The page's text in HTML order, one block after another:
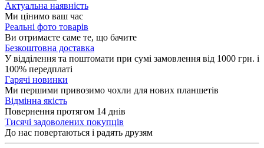
Актуальна наявність
Ми цінимо ваш час
Реальні фото товарів
Ви отримаєте саме те, що бачите
Безкоштовна доставка
У відділення та поштомати при сумі замовлення від 1000 грн. і
100% передплаті
Гарячі новинки
Ми першими привозимо чохли для нових планшетів
Відмінна якість
Повернення протягом 14 днів
Тисячі задоволених покупців
До нас повертаються і радять друзям